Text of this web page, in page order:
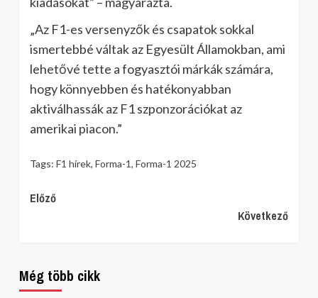
„Az F1-es versenyzők és csapatok sokkal
ismertebbé váltak az Egyesült Államokban, ami
lehetővé tette a fogyasztói márkák számára,
hogy könnyebben és hatékonyabban
aktiválhassák az F1 szponzorációkat az
amerikai piacon.”
Tags: F1 hírek, Forma-1, Forma-1 2025
Continue
Előző
Következő
Még több cikk